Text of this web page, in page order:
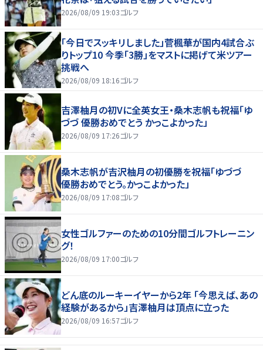
2026/08/09 19:03ゴルフ
「今日でスッキリしました」菅楓華が国内4試合ぶ
りトップ10 今季「3勝」をマストに掲げて米ツアー
挑戦へ
2026/08/09 18:16ゴルフ
吉澤柚月の初Vに全英女王・桑木志帆も祝福「ゆ
づづ 優勝おめでとう かっこよかった」
2026/08/09 17:26ゴルフ
桑木志帆が吉沢柚月の初優勝を祝福「ゆづづ
優勝おめでとう。かっこよかった」
2026/08/09 17:08ゴルフ
女性ゴルファーのための10分間ゴルフトレーニン
グ！
2026/08/09 17:00ゴルフ
どん底のルーキーイヤーから2年 「今思えば、あの
経験があるから」吉澤柚月は頂点に立った
2026/08/09 16:57ゴルフ